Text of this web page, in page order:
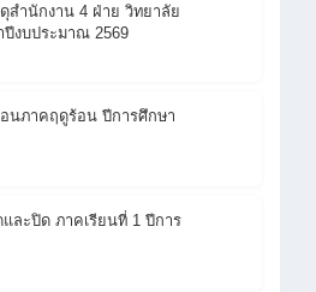
สำนักงาน 4 ฝ่าย วิทยาลัย
งบประมาณ 2569
นภาคฤดูร้อน ปีการศึกษา
ละปิด ภาคเรียนที่ 1 ปีการ